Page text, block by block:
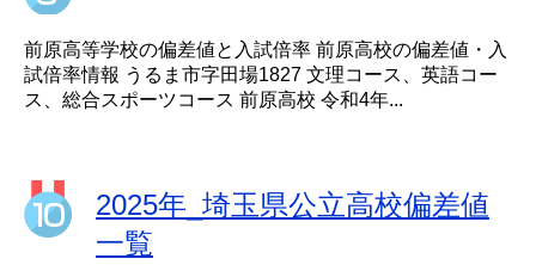
前原高等学校の偏差値と入試倍率 前原高校の偏差値・入
試倍率情報 うるま市字田場1827 文理コース、英語コー
ス、総合スポーツコース 前原高校 令和4年...
2025年_埼玉県公立高校偏差値
一覧